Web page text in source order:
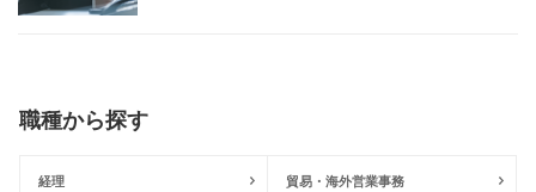
職種から探す
経理 貿易・海外営業事務